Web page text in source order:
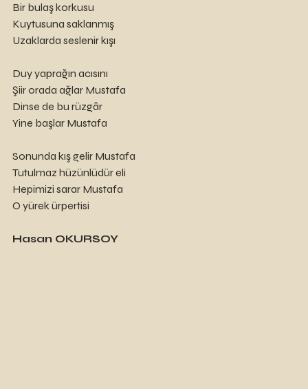
Bir bulaş korkusu
Kuytusuna saklanmış
Uzaklarda seslenir kışı
Duy yaprağın acısını
Şiir orada ağlar Mustafa
Dinse de bu rüzgâr
Yine başlar Mustafa
Sonunda kış gelir Mustafa
Tutulmaz hüzünlüdür eli
Hepimizi sarar Mustafa
O yürek ürpertisi
Hasan OKURSOY